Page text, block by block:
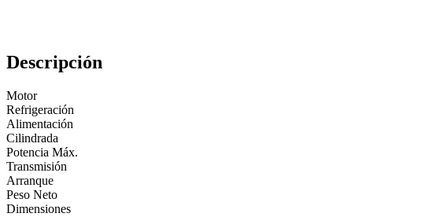
Descripción
Motor
Refrigeración
Alimentación
Cilindrada
Potencia Máx.
Transmisión
Arranque
Peso Neto
Dimensiones